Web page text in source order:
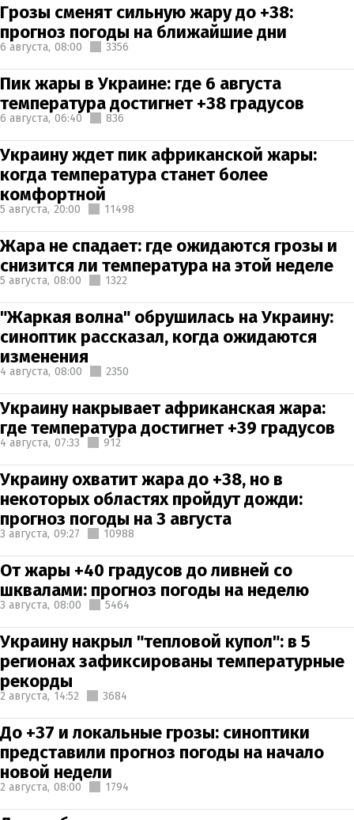
Грозы сменят сильную жару до +38:
прогноз погоды на ближайшие дни
6 августа, 08:00 3356
Пик жары в Украине: где 6 августа
температура достигнет +38 градусов
6 августа, 06:40 836
Украину ждет пик африканской жары:
когда температура станет более
комфортной
5 августа, 20:00 11498
Жара не спадает: где ожидаются грозы и
снизится ли температура на этой неделе
5 августа, 08:00 1322
"Жаркая волна" обрушилась на Украину:
синоптик рассказал, когда ожидаются
изменения
4 августа, 08:00 2350
Украину накрывает африканская жара:
где температура достигнет +39 градусов
4 августа, 07:33 912
Украину охватит жара до +38, но в
некоторых областях пройдут дожди:
прогноз погоды на 3 августа
3 августа, 09:27 10988
От жары +40 градусов до ливней со
шквалами: прогноз погоды на неделю
3 августа, 08:00 5464
Украину накрыл "тепловой купол": в 5
регионах зафиксированы температурные
рекорды
2 августа, 14:52 3684
До +37 и локальные грозы: синоптики
представили прогноз погоды на начало
новой недели
2 августа, 08:00 1794